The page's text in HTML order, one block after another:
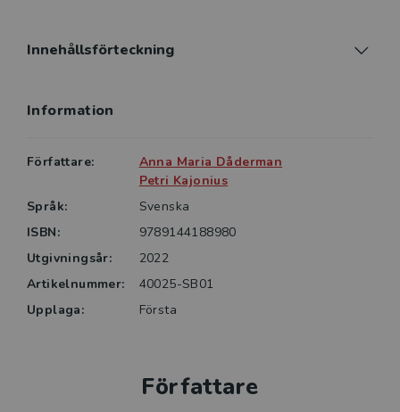
Profileringsmodellen illustreras här med hjälp av
sommarstugemordet i Arboga 2016. Detta var ett
offentligt material som skildrar henne och som redan
har samlats in av andra.
Gärningsmannaprofilering riktar sig främst till
universitetsstuderande i rättspsykologi och psykologi
men är också en kunskapskälla för yrkesverksamma
som i sitt arbete möter en rättspsykologisk
problematik.
Innehållsförteckning
Information
Författare:
Anna Maria Dåderman
Petri Kajonius
Språk:
Svenska
ISBN:
9789144188980
Utgivningsår:
2022
Artikelnummer:
40025-SB01
Upplaga:
Första
Författare